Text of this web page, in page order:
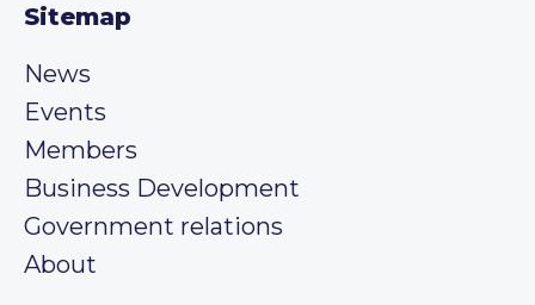
Sitemap
News
Events
Members
Business Development
Government relations
About